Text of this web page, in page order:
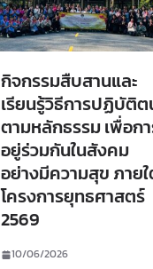
กิจกรรมสืบสานและ
เรียนรู้วิธีการปฏิบัติ
ตามหลักธรรม เพื่อก
อยู่ร่วมกันในสังคม
อย่างมีความสุข ภาย
โครงการยุทธศาสตร์
2569
10/06/2026